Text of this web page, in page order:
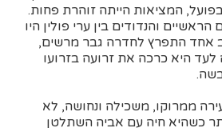
המציאות הייתה זוהרת פחות.
והנדודים בין ערי פולין היו
אחד התפרץ לחדרה גבר מרשים,
היא כרכה את זרועה בזרועו
צעירה ממרוקו, משכילה ונחושה, לא
כשהיא חיה עם אביה השתלטן